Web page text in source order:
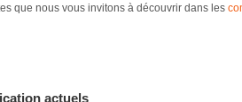
que nous vous invitons à découvrir dans les
actuels